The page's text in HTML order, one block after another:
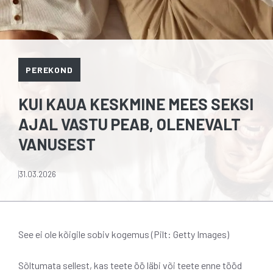
PEREKOND
KUI KAUA KESKMINE MEES SEKSI
AJAL VASTU PEAB, OLENEVALT
VANUSEST
31.03.2026
See ei ole kõigile sobiv kogemus (Pilt: Getty Images)
Sõltumata sellest, kas teete öö läbi või teete enne tööd